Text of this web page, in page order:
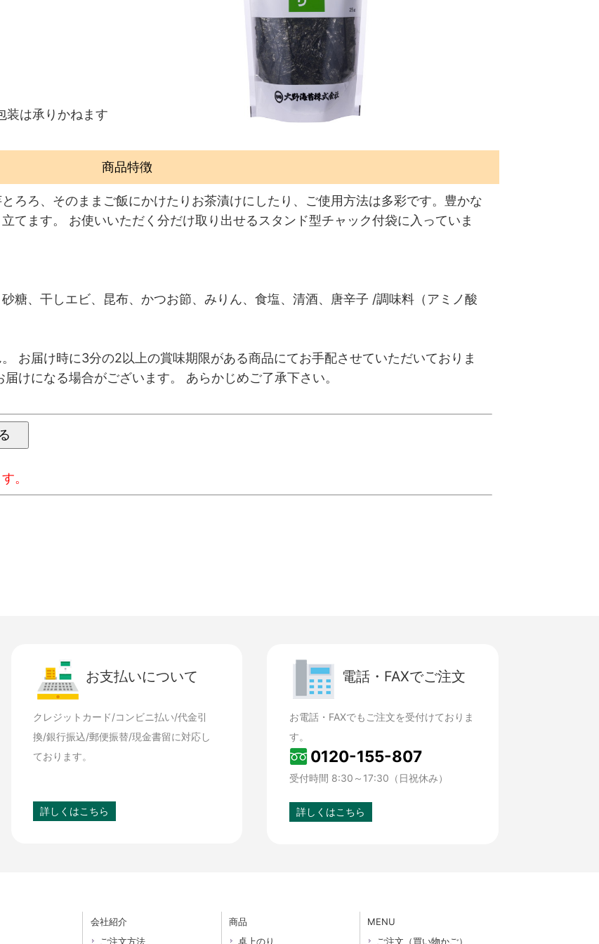
装は承りかねます
商品特徴
ろろ、そのままご飯にかけたりお茶漬けにしたり、ご使用方法は多彩です。豊かな
てます。 お使いいただく分だけ取り出せるスタンド型チャック付袋に入っていま
糖、干しエビ、昆布、かつお節、みりん、食塩、清酒、唐辛子 /調味料（アミノ酸
お届け時に3分の2以上の賞味期限がある商品にてお手配させていただいておりま
けになる場合がございます。 あらかじめご了承下さい。
。
お支払いについて
クレジットカード/コンビニ払い/代金引
換/銀行振込/郵便振替/現金書留に対応し
ております。
詳しくはこちら
電話・FAXでご注文
お電話・FAXでもご注文を受付けておりま
す。
0120-155-807
受付時間 8:30～17:30（日祝休み）
詳しくはこちら
会社紹介
ご注文方法
商品
卓上のり
MENU
ご注文（買い物かご）